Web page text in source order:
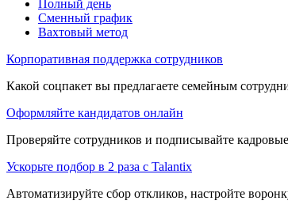
Полный день
Сменный график
Вахтовый метод
Корпоративная поддержка сотрудников
Какой соцпакет вы предлагаете семейным
Оформляйте кандидатов онлайн
Проверяйте сотрудников и подписывайте
Ускорьте подбор в 2 раза с Talantix
Автоматизируйте сбор откликов, настройте